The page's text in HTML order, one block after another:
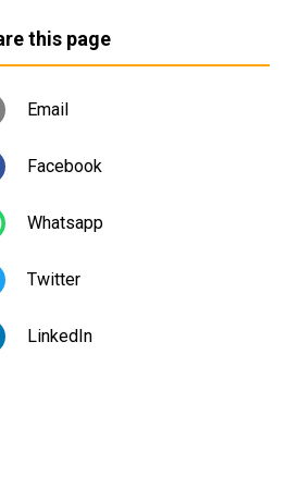
this page
Email
Facebook
Whatsapp
Twitter
LinkedIn